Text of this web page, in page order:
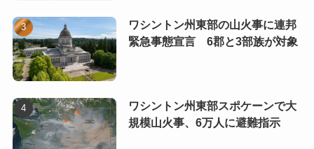
ワシントン州東部の山火事に連邦
緊急事態宣言 6郡と3部族が対象
ワシントン州東部スポケーンで大
規模山火事、6万人に避難指示